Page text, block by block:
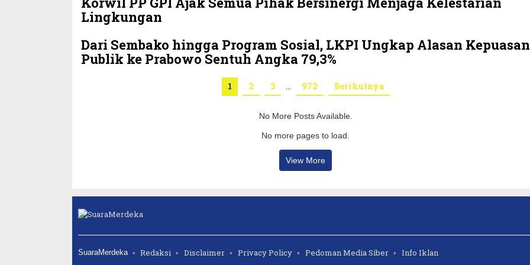
Lingkungan
Dari Sembako hingga Program Sosial, LKPI Ungkap Alasan Kepuasan
Publik ke Prabowo Sentuh Angka 79,3%
1 2 3 … 972 Berikutnya
No More Posts Available.
No more pages to load.
View More
SuaraMerdeka Redaksi Disclaimer Privacy Policy Pedoman Media Siber Info Iklan